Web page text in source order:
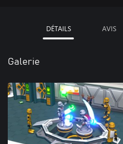
DÉTAILS AVIS
Galerie